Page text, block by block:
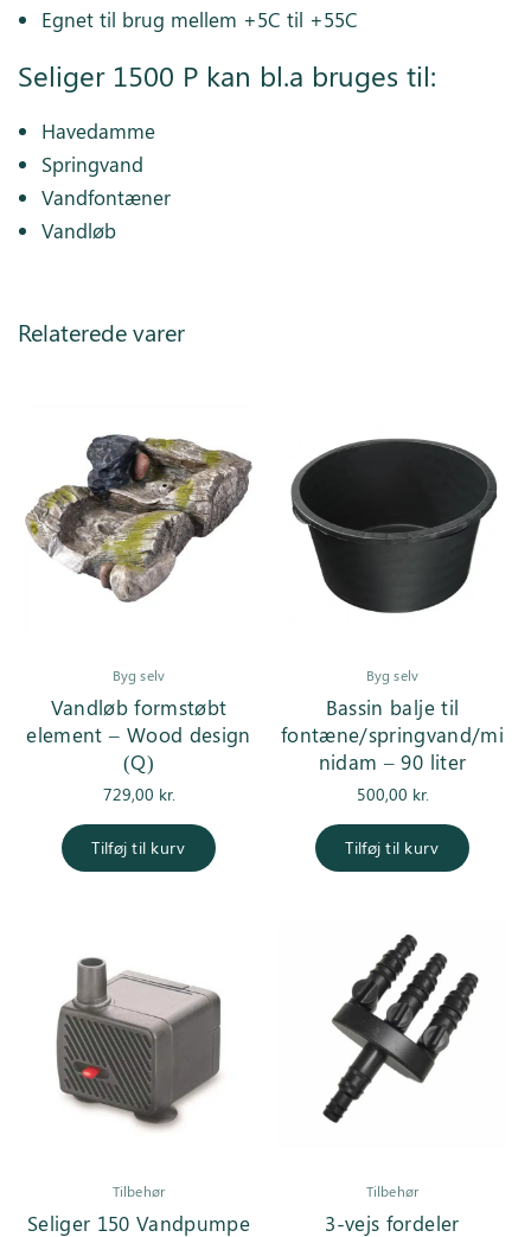
Egnet til brug mellem +5C til +55C
Seliger 1500 P kan bl.a bruges til:
Havedamme
Springvand
Vandfontæner
Vandløb
Relaterede varer
Byg selv
Vandløb formstøbt
element – Wood design
(Q)
729,00 kr.
Tilføj til kurv
Byg selv
Bassin balje til
fontæne/springvand/mi
nidam – 90 liter
500,00 kr.
Tilføj til kurv
Tilbehør
Seliger 150 Vandpumpe
Tilbehør
3-vejs fordeler